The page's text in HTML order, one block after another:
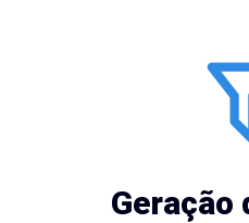
Geração